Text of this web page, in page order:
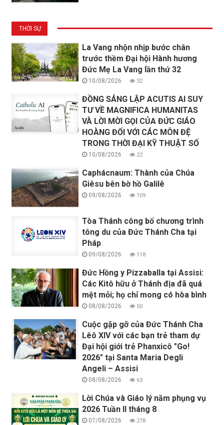
THỜI SỰ
La Vang nhộn nhịp bước chân
trước thềm Đại hội Hành hương
Đức Mẹ La Vang lần thứ 32
10/08/2026 32
ĐỒNG SÁNG LẬP ACUTIS AI SUY
TƯ VỀ MAGNIFICA HUMANITAS
VÀ LỜI MỜI GỌI CỦA ĐỨC GIÁO
HOÀNG ĐỐI VỚI CÁC MÔN ĐỆ
TRONG THỜI ĐẠI KỸ THUẬT SỐ
10/08/2026 22
Caphácnaum: Thành của Chúa
Giêsu bên bờ hồ Galilê
09/08/2026 109
Tòa Thánh công bố chương trình
tông du của Đức Thánh Cha tại
Pháp
09/08/2026 118
Đức Hồng y Pizzaballa tại Assisi:
Các Kitô hữu ở Thánh địa đã quá
mệt mỏi; họ chỉ mong có hòa bình
08/08/2026 50
Cuộc gặp gỡ của Đức Thánh Cha
Lêô XIV với các bạn trẻ tham dự
Đại hội giới trẻ Phanxicô "Go!
2026" tại Santa Maria Degli
Angeli – Assisi
08/08/2026 63
Lời Chúa và Giáo lý năm phụng vụ
2026 Tuần II tháng 8
07/08/2026 278